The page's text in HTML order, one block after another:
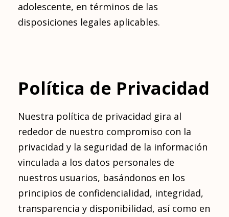
adolescente, en términos de las
disposiciones legales aplicables.
Política de Privacidad
Nuestra política de privacidad gira al
rededor de nuestro compromiso con la
privacidad y la seguridad de la información
vinculada a los datos personales de
nuestros usuarios, basándonos en los
principios de confidencialidad, integridad,
transparencia y disponibilidad, así como en